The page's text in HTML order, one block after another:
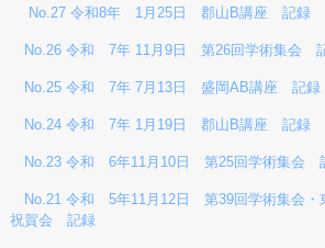
No.27 令和8年 1月25日 郡山B講座 記録
No.26 令和 7年 11月9日 第26回学術集会
No.25 令和 7年 7月13日 盛岡AB講座 記録
No.24 令和 7年 1月19日 郡山B講座 記録
No.23 令和 6年11月10日 第25回学術集会
No.21 令和 5年11月12日 第39回学術集会・
祝賀会 記録